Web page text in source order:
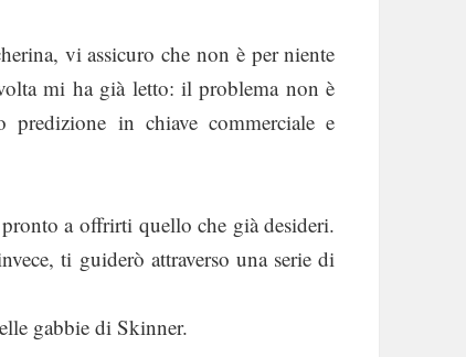
vi assicuro che non è per niente
mi ha già letto: il problema non è
in chiave commerciale e
a offrirti quello che già desideri.
ti guiderò attraverso una serie di
gabbie di Skinner.